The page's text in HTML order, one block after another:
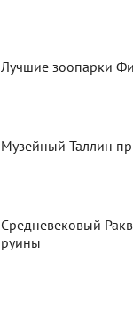
Лучшие зоопарки
Музейный Таллин
Средневековый
руины